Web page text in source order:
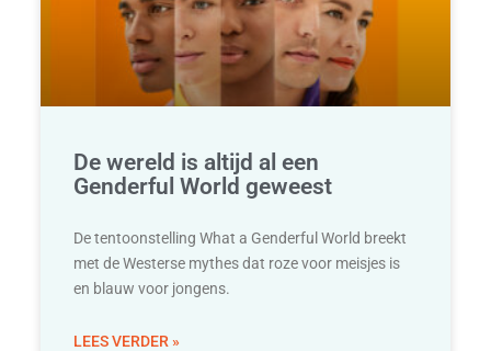
De wereld is altijd al een
Genderful World geweest
De tentoonstelling What a Genderful World breekt
met de Westerse mythes dat roze voor meisjes is
en blauw voor jongens.
LEES VERDER »